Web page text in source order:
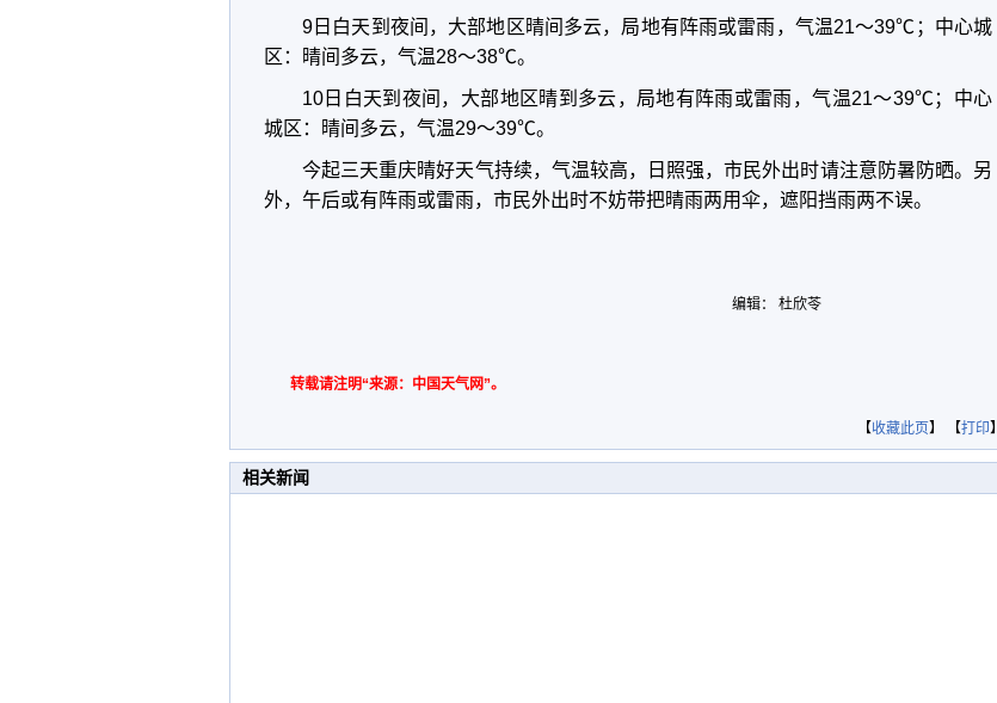
9日白天到夜间，大部地区晴间多云，局地有阵雨或雷雨，气温21～39℃；中心城
区：晴间多云，气温28～38℃。
10日白天到夜间，大部地区晴到多云，局地有阵雨或雷雨，气温21～39℃；中心
城区：晴间多云，气温29～39℃。
今起三天重庆晴好天气持续，气温较高，日照强，市民外出时请注意防暑防晒。另
外，午后或有阵雨或雷雨，市民外出时不妨带把晴雨两用伞，遮阳挡雨两不误。
编辑： 杜欣苓
转载请注明“来源：中国天气网”。
【收藏此页】 【打印】
相关新闻